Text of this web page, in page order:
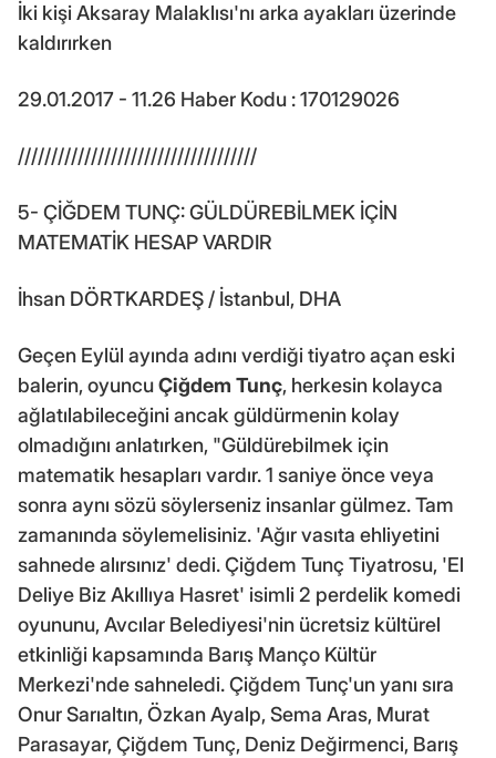
İki kişi Aksaray Malaklısı'nı arka ayakları üzerinde
kaldırırken
29.01.2017 - 11.26 Haber Kodu : 170129026
////////////////////////////////////
5- ÇİĞDEM TUNÇ: GÜLDÜREBİLMEK İÇİN
MATEMATİK HESAP VARDIR
İhsan DÖRTKARDEŞ / İstanbul, DHA
Geçen Eylül ayında adını verdiği tiyatro açan eski
balerin, oyuncuÇiğdem Tunç, herkesin kolayca
ağlatılabileceğini ancak güldürmenin kolay
olmadığını anlatırken, "Güldürebilmek için
matematik hesapları vardır. 1 saniye önce veya
sonra aynı sözü söylerseniz insanlar gülmez. Tam
zamanında söylemelisiniz. 'Ağır vasıta ehliyetini
sahnede alırsınız' dedi. Çiğdem Tunç Tiyatrosu, 'El
Deliye Biz Akıllıya Hasret' isimli 2 perdelik komedi
oyununu, Avcılar Belediyesi'nin ücretsiz kültürel
etkinliği kapsamında Barış Manço Kültür
Merkezi'nde sahneledi. Çiğdem Tunç'un yanı sıra
Onur Sarıaltın, Özkan Ayalp, Sema Aras, Murat
Parasayar, Çiğdem Tunç, Deniz Değirmenci, Barış